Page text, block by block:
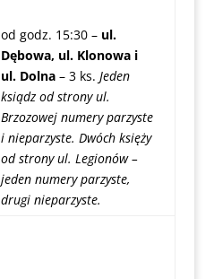
od godz. 15:30 – ul.
Dębowa, ul. Klonowa i
ul. Dolna– 3 ks. Jeden
ksiądz od strony ul.
Brzozowej numery parzyste
i nieparzyste. Dwóch księży
od strony ul. Legionów –
jeden numery parzyste,
drugi nieparzyste.